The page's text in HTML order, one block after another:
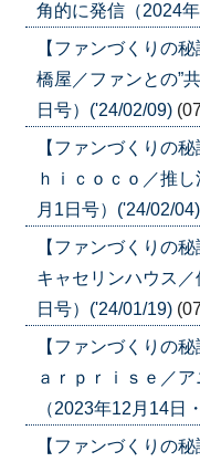
角的に発信（2024
【ファンづくり
橋屋／ファンとの”
日号）('24/02/09)
【ファンづくりの
ｈｉｃｏｃｏ／推
月1日号）('24/02/04)
【ファンづくり
キャセリンハウス
日号）('24/01/19)
【ファンづくりの
ａｒｐｒｉｓｅ／
（2023年12月14日
【ファンづくりの